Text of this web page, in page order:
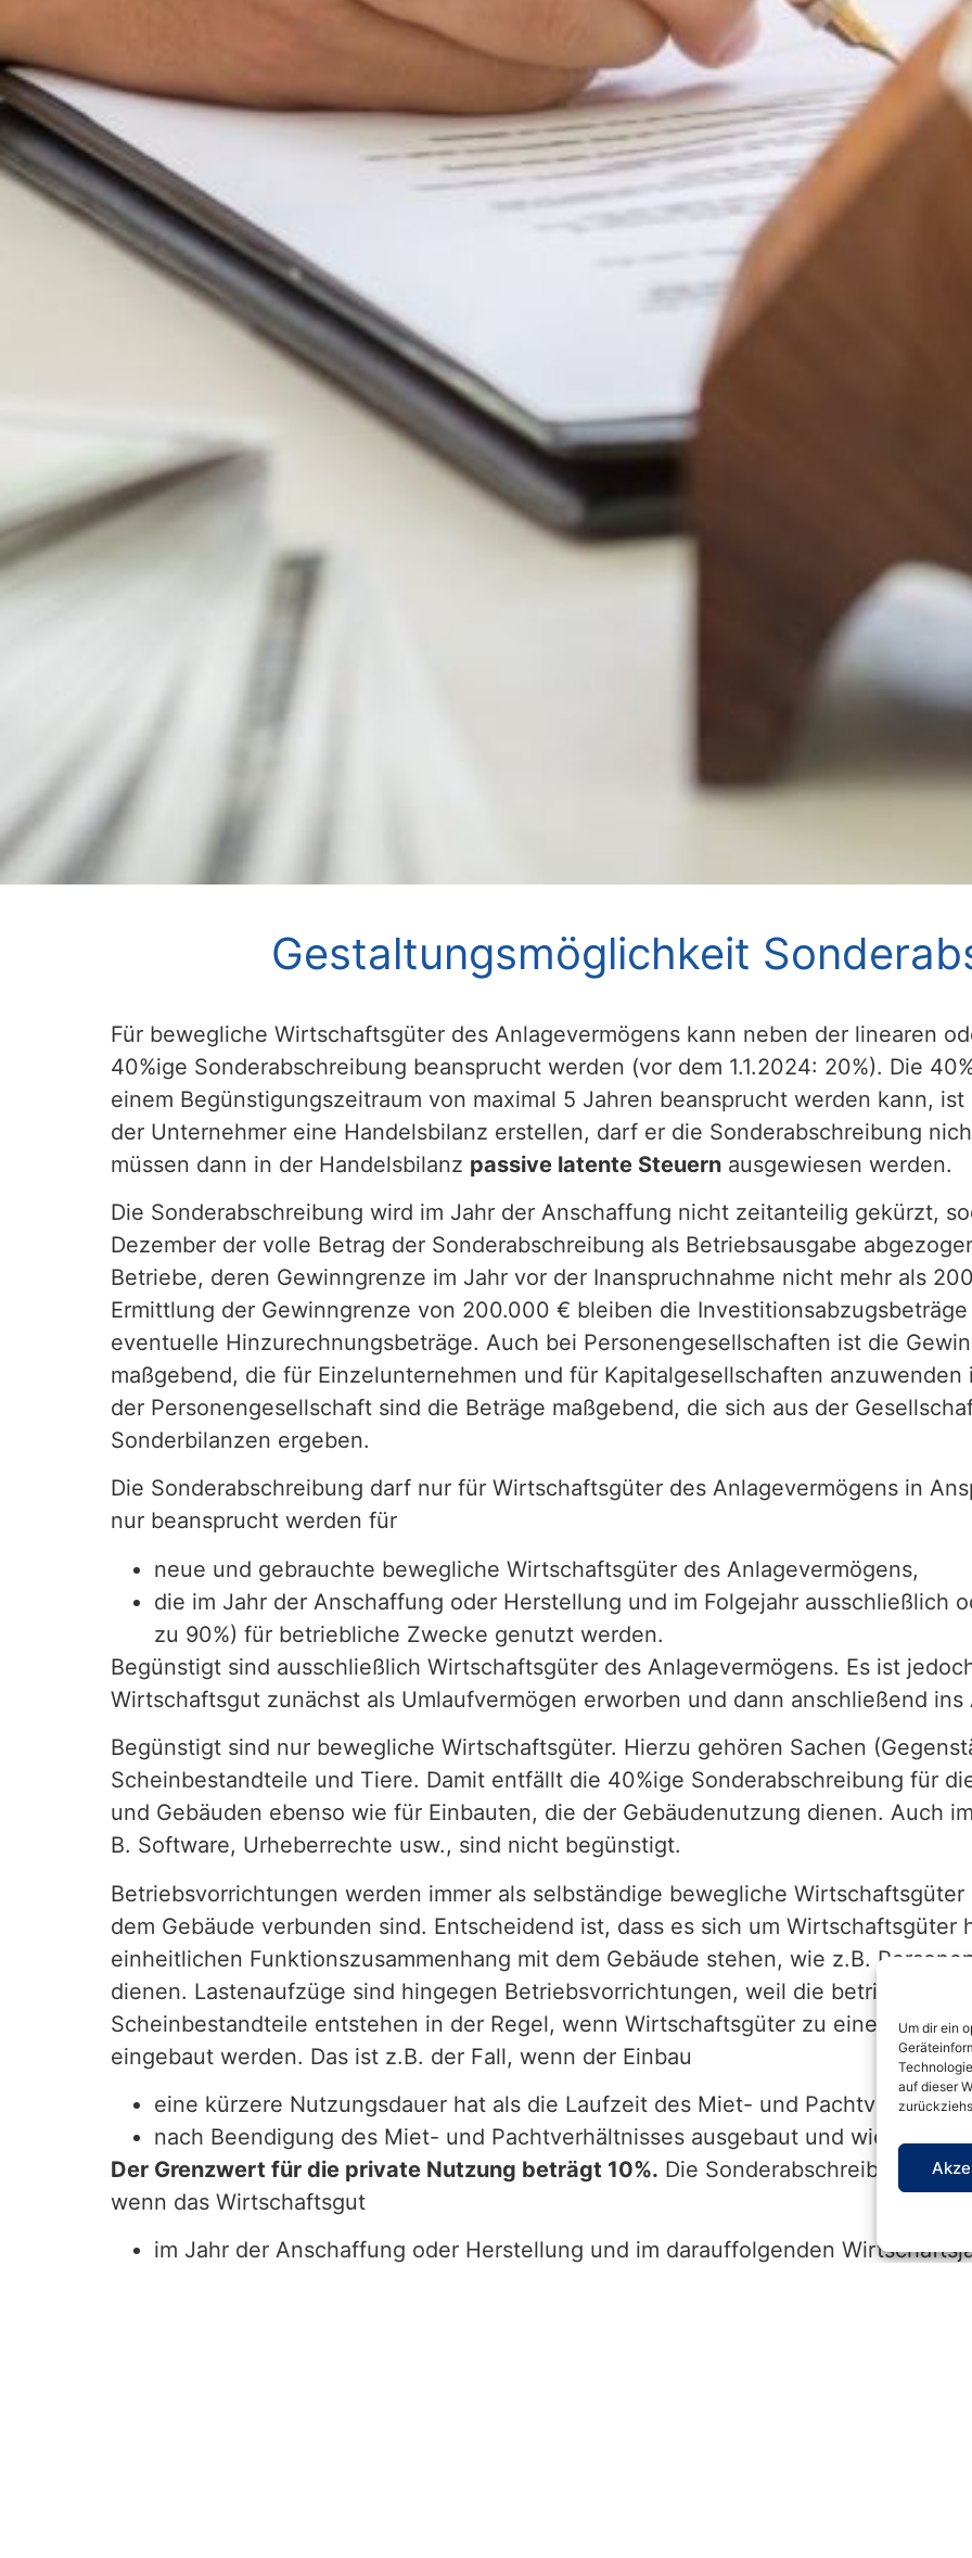
Um dir ein
auf dieser
Gestaltungsmöglichkeit
Für bewegliche Wirtschaftsgüter des Anlagevermögens kann neben der linearen
40%ige Sonderabschreibung beansprucht werden (vor dem 1.1.2024: 20%). Die
einem Begünstigungszeitraum von maximal 5 Jahren beansprucht werden kann,
der Unternehmer eine Handelsbilanz erstellen, darf er die Sonderabschreibung
müssen dann in der Handelsbilanz passive latente Steuern ausgewiesen werden.
Die Sonderabschreibung wird im Jahr der Anschaffung nicht zeitanteilig gekürzt,
Dezember der volle Betrag der Sonderabschreibung als Betriebsausgabe
Betriebe, deren Gewinngrenze im Jahr vor der Inanspruchnahme nicht mehr als
Ermittlung der Gewinngrenze von 200.000 € bleiben die
eventuelle Hinzurechnungsbeträge. Auch bei Personengesellschaften ist die
maßgebend, die für Einzelunternehmen und für Kapitalgesellschaften
der Personengesellschaft sind die Beträge maßgebend, die sich aus der
Sonderbilanzen ergeben.
Die Sonderabschreibung darf nur für Wirtschaftsgüter des Anlagevermögens in
nur beansprucht werden für
neue und gebrauchte bewegliche Wirtschaftsgüter des Anlagevermögens,
die im Jahr der Anschaffung oder Herstellung und im Folgejahr ausschließlich
zu 90%) für betriebliche Zwecke genutzt werden.
Begünstigt sind ausschließlich Wirtschaftsgüter des Anlagevermögens. Es ist
Wirtschaftsgut zunächst als Umlaufvermögen erworben und dann anschließend
Begünstigt sind nur bewegliche Wirtschaftsgüter. Hierzu gehören Sachen
Scheinbestandteile und Tiere. Damit entfällt die 40%ige Sonderabschreibung für
und Gebäuden ebenso wie für Einbauten, die der Gebäudenutzung dienen. Auch
B. Software, Urheberrechte usw., sind nicht begünstigt.
Betriebsvorrichtungen werden immer als selbständige bewegliche
dem Gebäude verbunden sind. Entscheidend ist, dass es sich um Wirtschaftsgüter
einheitlichen Funktionszusammenhang mit dem Gebäude stehen, wie z.B.
dienen. Lastenaufzüge sind hingegen Betriebsvorrichtungen, weil die betriebliche
Scheinbestandteile entstehen in der Regel, wenn Wirtschaftsgüter zu einem
eingebaut werden. Das ist z.B. der Fall, wenn der Einbau
eine kürzere Nutzungsdauer hat als die Laufzeit des Miet- und
nach Beendigung des Miet- und Pachtverhältnisses ausgebaut und wieder
Der Grenzwert für die private Nutzung beträgt 10%. Die Sonderabschreibung
wenn das Wirtschaftsgut
im Jahr der Anschaffung oder Herstellung und im darauffolgenden